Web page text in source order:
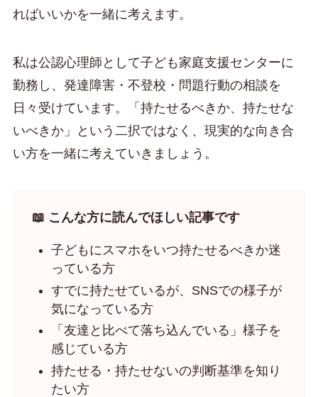
ればいいかを一緒に考えます。
私は公認心理師として子ども家庭支援センターに
勤務し、発達障害・不登校・問題行動の相談を
日々受けています。「持たせるべきか、持たせな
いべきか」という二択ではなく、現実的な向き合
い方を一緒に考えていきましょう。
📖 こんな方に読んでほしい記事です
子どもにスマホをいつ持たせるべきか迷
っている方
すでに持たせているが、SNSでの様子が
気になっている方
「友達と比べて落ち込んでいる」様子を
感じている方
持たせる・持たせないの判断基準を知り
たい方